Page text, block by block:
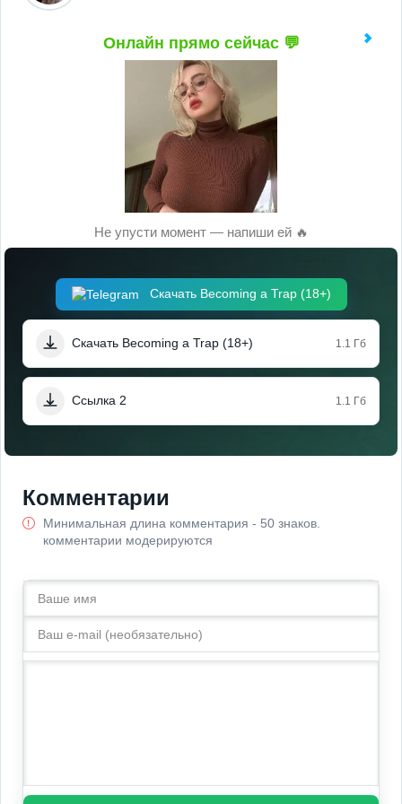
Онлайн прямо сейчас 💬
Не упусти момент — напиши ей 🔥
Скачать Becoming a Trap (18+)
Скачать Becoming a Trap (18+) 1.1 Гб
Ссылка 2 1.1 Гб
Комментарии
Минимальная длина комментария - 50 знаков.
комментарии модерируются